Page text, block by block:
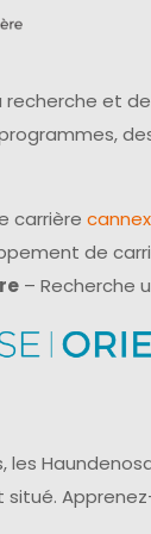
recherche
carrière
de
– Recherche
les